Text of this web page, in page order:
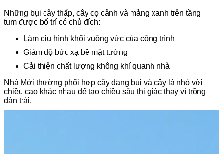
Những bụi cây thấp, cây cọ cảnh và mảng xanh trên tầng
tum được bố trí có chủ đích:
Làm dịu hình khối vuông vức của công trình
Giảm độ bức xạ bề mặt tường
Cải thiện chất lượng không khí quanh nhà
Nhà Mới thường phối hợp cây dạng bụi và cây lá nhỏ với
chiều cao khác nhau để tạo chiều sâu thị giác thay vì trồng
dàn trải.